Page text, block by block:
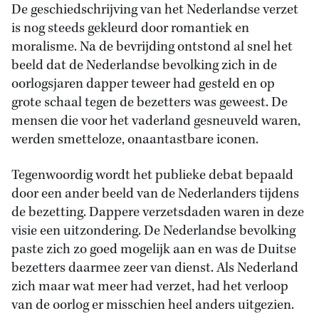
De geschiedschrijving van het Nederlandse verzet
is nog steeds gekleurd door romantiek en
moralisme. Na de bevrijding ontstond al snel het
beeld dat de Nederlandse bevolking zich in de
oorlogsjaren dapper teweer had gesteld en op
grote schaal tegen de bezetters was geweest. De
mensen die voor het vaderland gesneuveld waren,
werden smetteloze, onaantastbare iconen.
Tegenwoordig wordt het publieke debat bepaald
door een ander beeld van de Nederlanders tijdens
de bezetting. Dappere verzetsdaden waren in deze
visie een uitzondering. De Nederlandse bevolking
paste zich zo goed mogelijk aan en was de Duitse
bezetters daarmee zeer van dienst. Als Nederland
zich maar wat meer had verzet, had het verloop
van de oorlog er misschien heel anders uitgezien.